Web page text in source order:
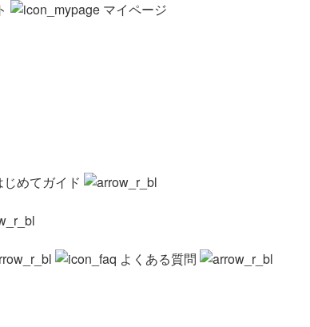
マイページ
じめてガイド
よくある質問